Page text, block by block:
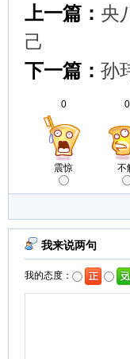
上一篇： 央
己
下一篇： 孙
0
震惊
0
不